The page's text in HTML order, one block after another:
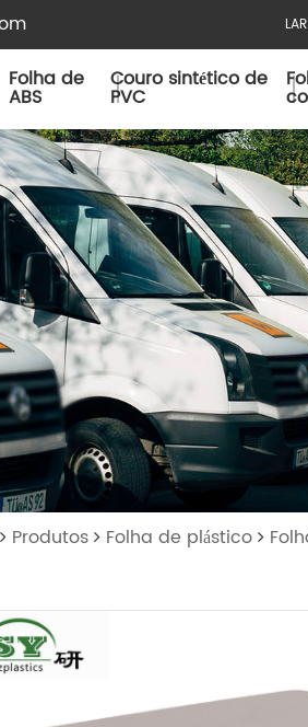
LAR
Folha de
ABS
Couro sintético de
PVC
Produtos Folha de plástico